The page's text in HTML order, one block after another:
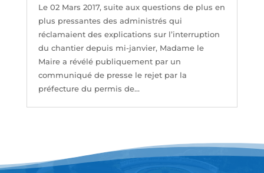
Le 02 Mars 2017, suite aux questions de plus en
plus pressantes des administrés qui
réclamaient des explications sur l’interruption
du chantier depuis mi-janvier, Madame le
Maire a révélé publiquement par un
communiqué de presse le rejet par la
préfecture du permis de...